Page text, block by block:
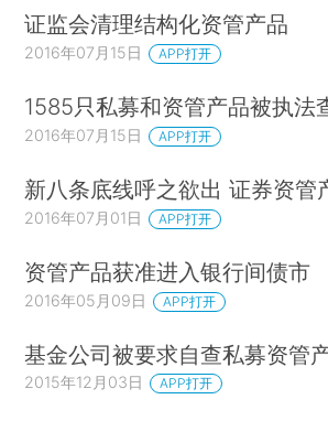
证监会清理结构化资管产品
2016年07月15日 APP打开
1585只私募和资管产品被执法
2016年07月15日 APP打开
新八条底线呼之欲出 证券资管
2016年07月01日 APP打开
资管产品获准进入银行间债市
2016年05月09日 APP打开
基金公司被要求自查私募资管
2015年12月03日 APP打开